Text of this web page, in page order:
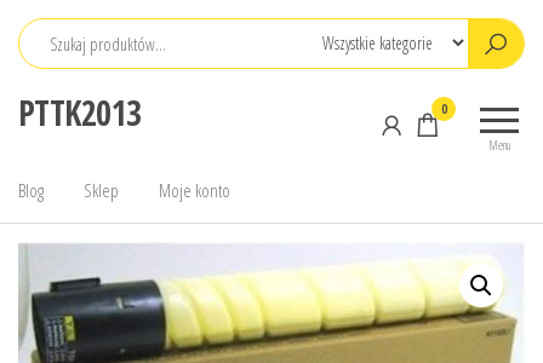
Przejdź
PTTK2013
Menu
0
Blog Sklep Moje konto